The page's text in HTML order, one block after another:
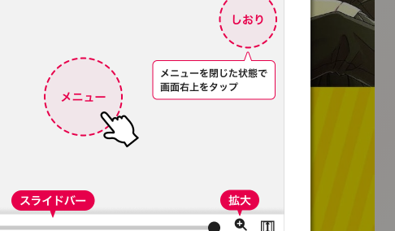
:692.15.692.661:t-vnqp.lunrzsdszk.vn.oi